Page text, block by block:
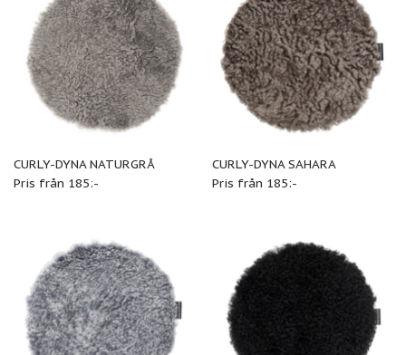
CURLY-DYNA NATURGRÅ
Pris från 185:-
CURLY-DYNA SAHARA
Pris från 185:-